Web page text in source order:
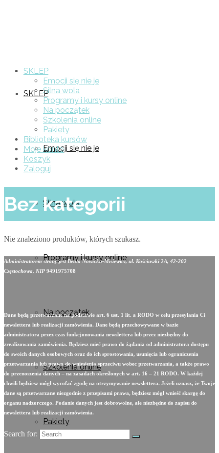
SKLEP
Emocji się nie je
Silna wola
Programy i kursy online
Na początek
Szkolenia online
Pakiety
SKLEP
Emocji się nie je
Silna wola
Programy i kursy online
Na początek
Szkolenia online
Pakiety
Biblioteka kursów
Moje konto
Koszyk
Zaloguj
Bez kategorii
Nie znaleziono produktów, których szukasz.
Administratorem strony jest Beata Nowicka-Misiewicz, ul. Kościuszki 2A, 42-202
Częstochowa, NIP 9491975708
Dane będą przetwarzane na podstawie art. 6 ust. 1 lit. a RODO w celu przesyłania Ci
newslettera lub realizacji zamówienia. Dane będą przechowywane w bazie
administratora przez czas funkcjonowania newslettera lub przez niezbędny do
zrealizowania zamówienia. Będziesz mieć prawo do żądania od administratora dostępu
do swoich danych osobowych oraz do ich sprostowania, usunięcia lub ograniczenia
przetwarzania lub prawo do wniesienia sprzeciwu wobec przetwarzania, a także prawo
do przenoszenia danych – na zasadach określonych w art. 16 – 21 RODO. W każdej
chwili będziesz mógł wycofać zgodę na otrzymywanie newslettera. Jeżeli uznasz, że Twoje
dane są przetwarzane niezgodnie z przepisami prawa, będziesz mógł wnieść skargę do
organu nadzorczego. Podanie danych jest dobrowolne, ale niezbędne do zapisu do
newslettera lub realizacji zamówienia.
Search for: